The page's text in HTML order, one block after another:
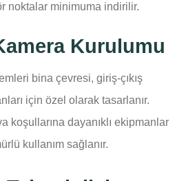
noktalar minimuma indirilir.
Kurulumu
bina çevresi, giriş-çıkış
için özel olarak tasarlanır.
koşullarına dayanıklı ekipmanlar
kullanım sağlanır.